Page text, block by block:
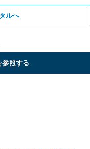
ルへ
参照する